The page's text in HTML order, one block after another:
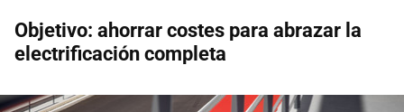
Objetivo: ahorrar costes para abrazar la
electrificación completa